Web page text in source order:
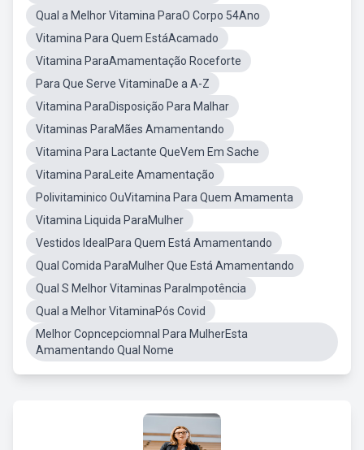
Qual a Melhor Vitamina ParaO Corpo 54Ano
Vitamina Para Quem EstáAcamado
Vitamina ParaAmamentação Roceforte
Para Que Serve VitaminaDe a A-Z
Vitamina ParaDisposição Para Malhar
Vitaminas ParaMães Amamentando
Vitamina Para Lactante QueVem Em Sache
Vitamina ParaLeite Amamentação
Polivitaminico OuVitamina Para Quem Amamenta
Vitamina Liquida ParaMulher
Vestidos IdealPara Quem Está Amamentando
Qual Comida ParaMulher Que Está Amamentando
Qual S Melhor Vitaminas ParaImpotência
Qual a Melhor VitaminaPós Covid
Melhor Copncepciomnal Para MulherEsta
Amamentando Qual Nome